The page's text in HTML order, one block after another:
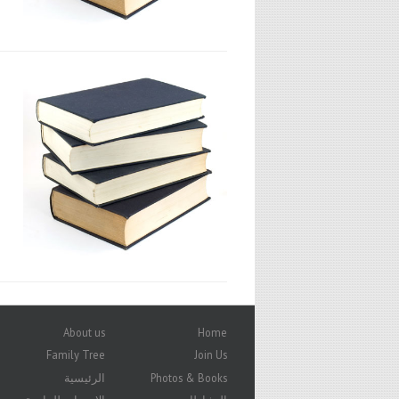
Home
About us
Join Us
Family Tree
Photos & Books
الرئيسية